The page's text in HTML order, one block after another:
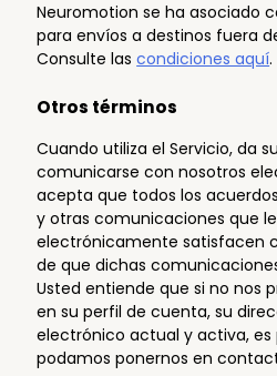
Neuromotion se ha asociado
para envíos a destinos fuera
Consulte lascondiciones aquí.
Otros términos
Cuando utiliza el Servicio, da
comunicarse con nosotros
acepta que todos los
y otras comunicaciones que
electrónicamente satisfacen
de que dichas
Usted entiende que si no nos
en su perfil de cuenta, su
electrónico actual y activa, es
podamos ponernos en